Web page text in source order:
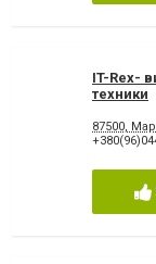
IT-Rex-
техники
87500,